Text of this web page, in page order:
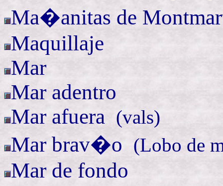
Ma�anitas de
Maquillaje
Mar
Mar adentro
Mar afuera (vals)
Mar brav�o (Lobo de
Mar de fondo